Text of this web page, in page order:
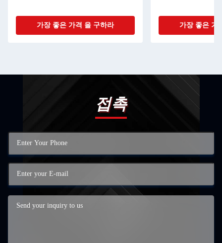
가장 좋은 가격 을 구하라 가장 좋은 가
접촉